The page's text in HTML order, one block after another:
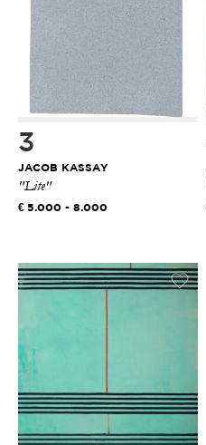
3
JACOB KASSAY
"Lite"
5.000 - 8.000